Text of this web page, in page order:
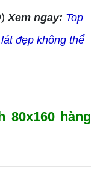
Xem ngay: Top
đẹp không thể
80x160 hàng